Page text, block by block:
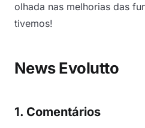
olhada nas melhorias das
tivemos!
News Evolutto
1. Comentários